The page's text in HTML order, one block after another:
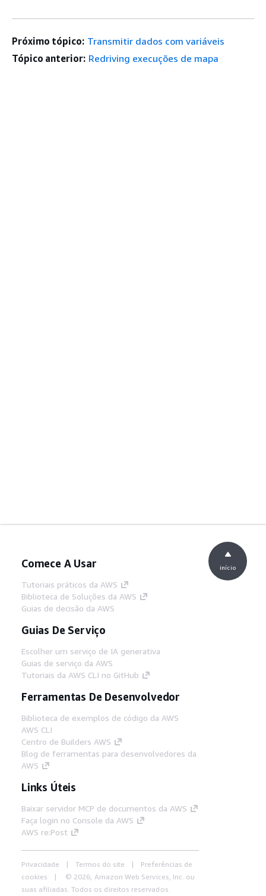
Próximo tópico: Transmitir dados com variáveis
Tópico anterior: Redriving execuções de mapa
Comece A Usar
Tutoriais práticos da AWS
Biblioteca de Soluções da AWS
Guias de decisão da AWS
Guias De Serviço
Escolher um serviço de IA generativa
Guias de serviço da AWS
Tutoriais da AWS CLI no GitHub
Ferramentas De Desenvolvedor
Biblioteca de exemplos de código da AWS
AWS CLI
Centro de Builders AWS
Blog de ferramentas para desenvolvedores da
AWS
Links Úteis
Baixar servidor MCP de documentos da AWS
Faça login no Console da AWS
AWS re:Post
Privacidade Termos do site
Preferências de
cookies
© 2026, Amazon Web Services, Inc. ou
suas afiliadas. Todos os direitos reservados.
início